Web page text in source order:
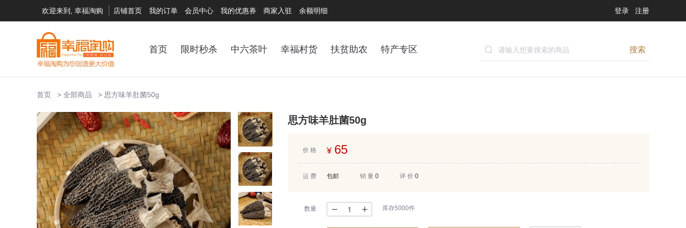
欢迎来到, 幸福淘购 店铺首页 我的订单 会员中心 我的优惠券 商家入驻 余额明细 登录 注册
首页 限时秒杀 中六茶叶 幸福村货 扶贫助农 特产专区 搜索
首页 全部商品 思方味羊肚菌50g
思方味羊肚菌50g
价 格 ¥ 65
运 费 包邮 销 量 0 评 价 0
数量 库存5000件